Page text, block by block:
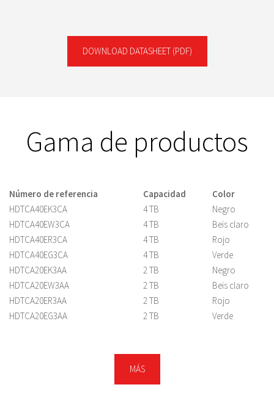
DOWNLOAD DATASHEET (PDF)
Gama de productos
Número de referencia Capacidad
Color
HDTCA40EK3CA
4 TB
Negro
HDTCA40EW3CA
4 TB
Beis claro
HDTCA40ER3CA
4 TB
Rojo
HDTCA40EG3CA
4 TB
Verde
HDTCA20EK3AA
2 TB
Negro
HDTCA20EW3AA
2 TB
Beis claro
HDTCA20ER3AA
2 TB
Rojo
HDTCA20EG3AA
2 TB
Verde
MÁS